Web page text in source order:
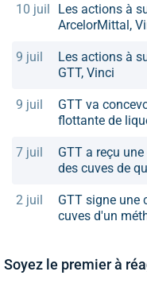
10 juil
Les actions à
ArcelorMittal,
9 juil
Les actions à
GTT, Vinci
9 juil
GTT va
flottante de
7 juil
GTT a reçu
des cuves de
2 juil
GTT signe une
cuves d'un
Soyez le premier à